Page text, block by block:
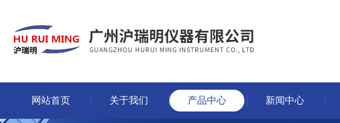
网站首页 关于我们 产品中心 新闻中心